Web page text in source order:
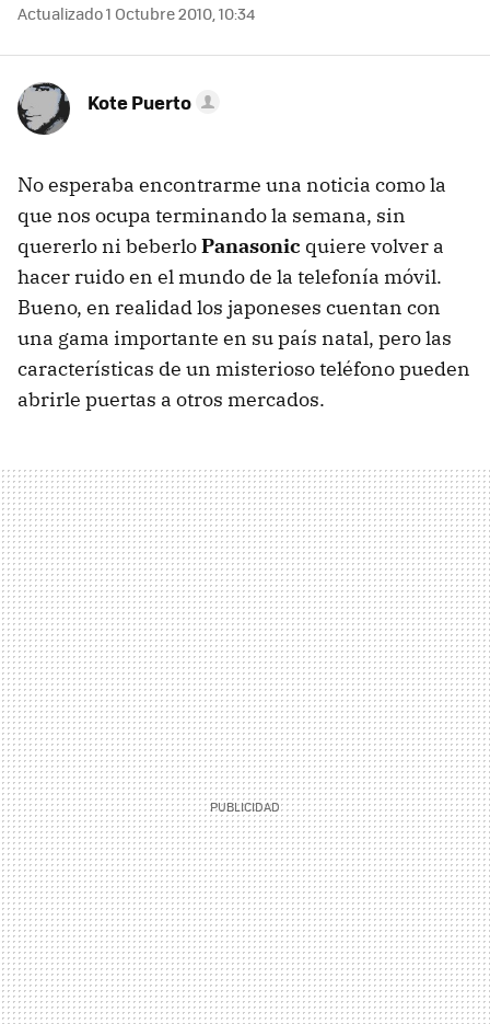
Actualizado 1 Octubre 2010, 10:34
Kote Puerto
No esperaba encontrarme una noticia como la
que nos ocupa terminando la semana, sin
quererlo ni beberloPanasonic quiere volver a
hacer ruido en el mundo de la telefonía móvil.
Bueno, en realidad los japoneses cuentan con
una gama importante en su país natal, pero las
características de un misterioso teléfono pueden
abrirle puertas a otros mercados.